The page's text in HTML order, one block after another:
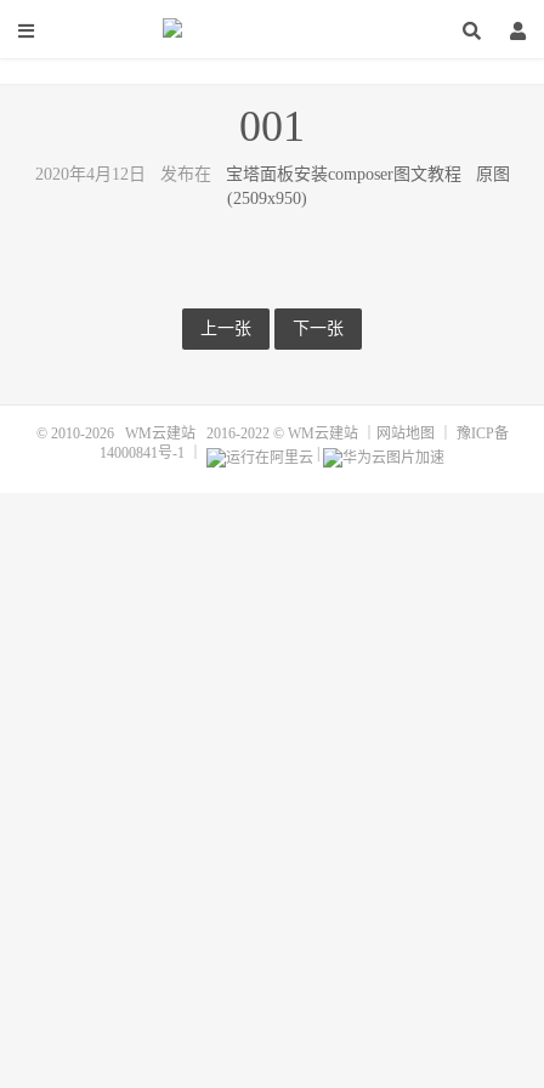
001
2020年4月12日 发布在 宝塔面板安装composer图文教程
原图
(2509x950)
上一张 下一张
© 2010-2026 WM云建站2016-2022 © WM云建站｜ 网站地图
豫ICP备
14000841号-1